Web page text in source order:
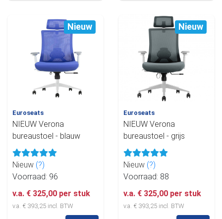
Nieuw
Euroseats
NIEUW Verona
bureaustoel - blauw
Nieuw (?)
Voorraad: 96
v.a. € 325,00 per stuk
v.a. € 393,25 incl. BTW
Nieuw
Euroseats
NIEUW Verona
bureaustoel - grijs
Nieuw (?)
Voorraad: 88
v.a. € 325,00 per stuk
v.a. € 393,25 incl. BTW